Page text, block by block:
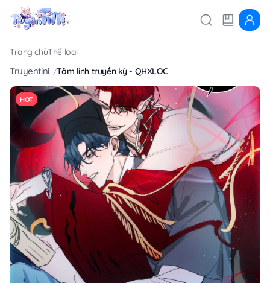
Trang chủThể loại
Truyentini Tâm linh truyền kỳ - QHXLOC
HOT